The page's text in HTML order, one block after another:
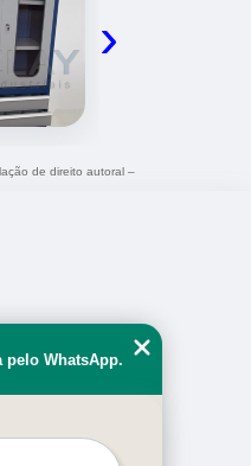
›
de direito autoral –
pelo WhatsApp.